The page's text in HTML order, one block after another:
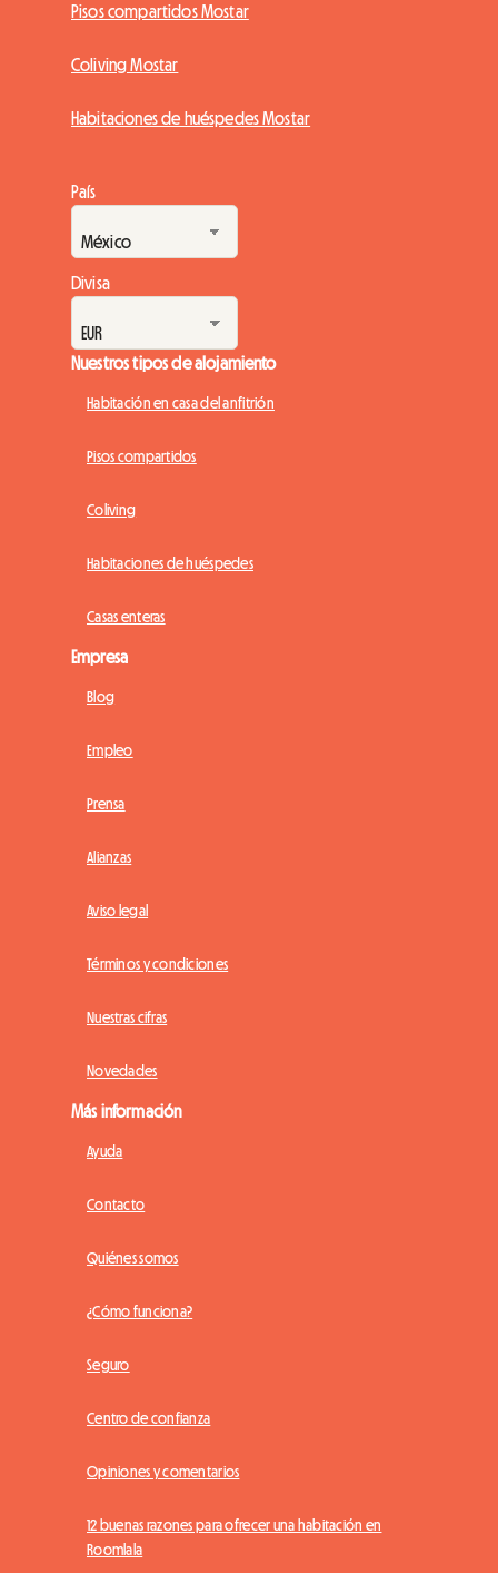
Pisos compartidos Mostar
Coliving Mostar
Habitaciones de huéspedes Mostar
País
Divisa
Nuestros tipos de alojamiento
Habitación en casa del anfitrión
Pisos compartidos
Coliving
Habitaciones de huéspedes
Casas enteras
Empresa
Blog
Empleo
Prensa
Alianzas
Aviso legal
Términos y condiciones
Nuestras cifras
Novedades
Más información
Ayuda
Contacto
Quiénes somos
¿Cómo funciona?
Seguro
Centro de confianza
Opiniones y comentarios
12 buenas razones para ofrecer una habitación en
Roomlala